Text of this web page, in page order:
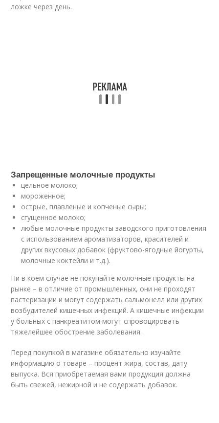
ложке через день.
Запрещенные молочные продукты
цельное молоко;
мороженное;
острые, плавленые и копченые сыры;
сгущенное молоко;
любые молочные продукты заводского приготовления
с использованием ароматизаторов, красителей и
других вкусовых добавок (фруктово-ягодные йогурты,
молочные коктейли и т.д.).
Ни в коем случае не покупайте молочные продукты на
рынке – в отличие от промышленных, они не проходят
пастеризации и могут содержать сальмонелл или других
возбудителей кишечных инфекций. А кишечные инфекции
у больных с панкреатитом могут спровоцировать
тяжелейшее обострение заболевания.
Перед покупкой в магазине обязательно изучайте
информацию о товаре – процент жира, состав, дату
выпуска. Вся приобретаемая вами продукция должна
быть свежей, нежирной и не содержать добавок.